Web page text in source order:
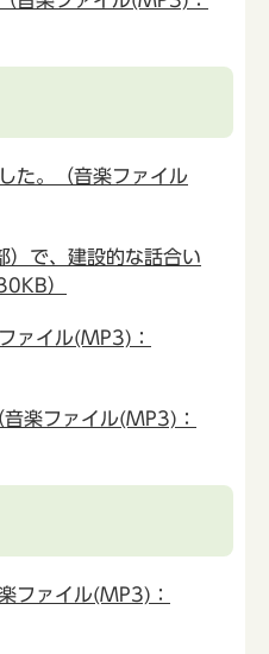
た。（音楽ファイル
）で、建設的な話合い
）
ァイル(MP3)：
楽ファイル(MP3)：
ファイル(MP3)：